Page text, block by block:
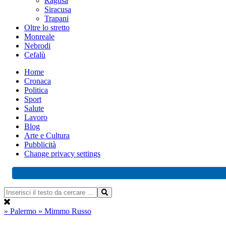
Siracusa
Trapani
Oltre lo stretto
Monreale
Nebrodi
Cefalù
Home
Cronaca
Politica
Sport
Salute
Lavoro
Blog
Arte e Cultura
Pubblicità
Change privacy settings
» Palermo » Mimmo Russo